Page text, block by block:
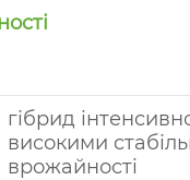
гібрид
високими
врожайності